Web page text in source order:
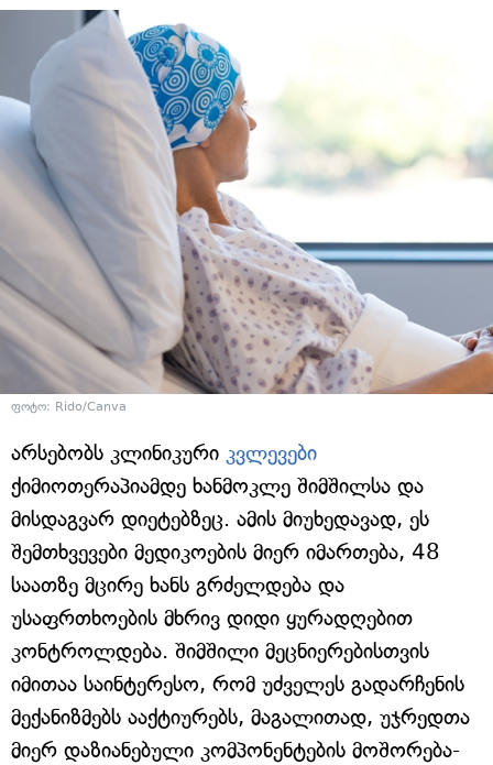
ფოტო: Rido/Canva
არსებობს კლინიკური კვლევები
ქიმიოთერაპიამდე ხანმოკლე შიმშილსა და
მისდაგვარ დიეტებზეც. ამის მიუხედავად, ეს
შემთხვევები მედიკოების მიერ იმართება, 48
საათზე მცირე ხანს გრძელდება და
უსაფრთხოების მხრივ დიდი ყურადღებით
კონტროლდება. შიმშილი მეცნიერებისთვის
იმითაა საინტერესო, რომ უძველეს გადარჩენის
მექანიზმებს ააქტიურებს, მაგალითად, უჯრედთა
მიერ დაზიანებული კომპონენტების მოშორება-